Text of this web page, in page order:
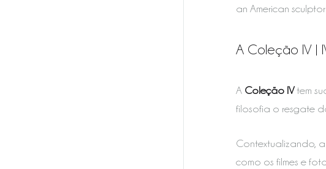
an American
A Coleção IV |
A Coleção IVtem
filosofia o resgate
Contextualizando,
como os filmes e